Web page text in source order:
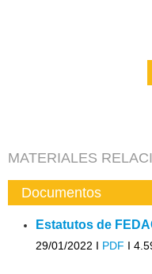
MATERIALES
Documentos
Estatutos de
29/01/2022 I PDF I